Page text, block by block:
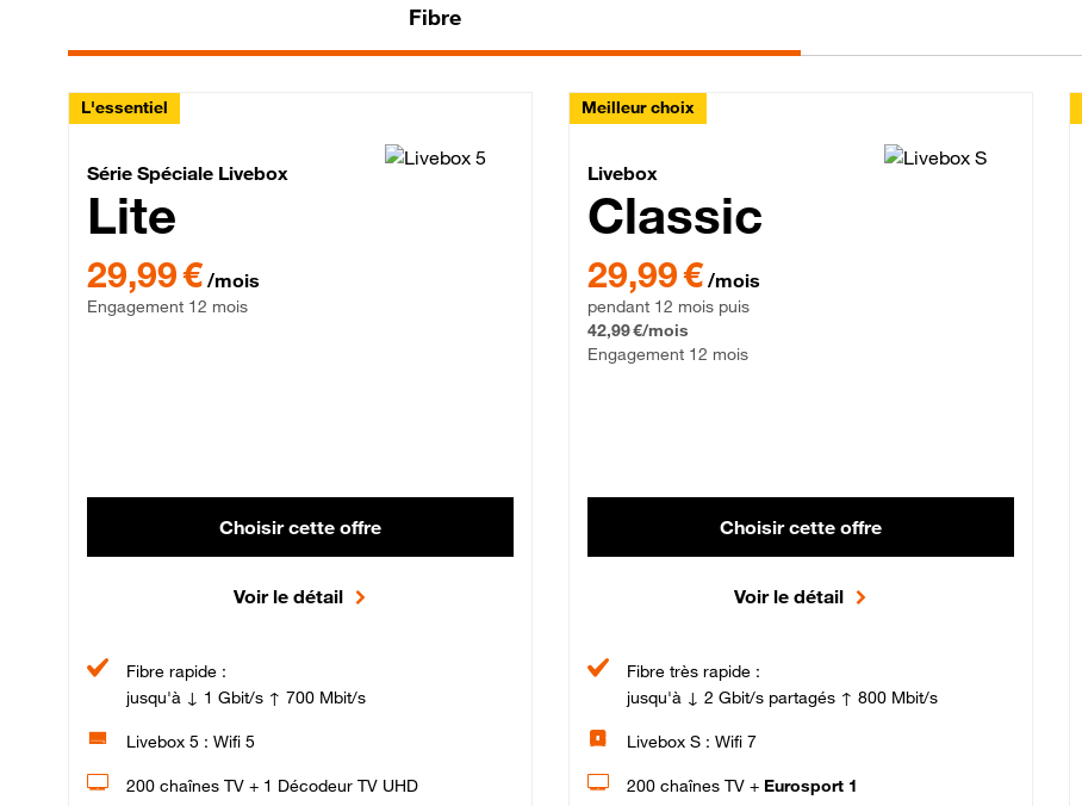
Fibre
L'essentiel
Série Spéciale Livebox Lite Fibre
Série Spéciale Livebox
Lite
29,99 € /mois
Engagement 12 mois
Choisir cette offre
Voir le détail
Fibre rapide :
jusqu'à ↓ 1 Gbit/s ↑ 700 Mbit/s
Livebox 5 : Wifi 5
200 chaînes TV + 1 Décodeur TV UHD
Meilleur choix
Livebox Classic Fibre
Livebox
Classic
29,99 € /mois
pendant 12 mois puis
42,99 €/mois
Engagement 12 mois
Choisir cette offre
Voir le détail
Fibre très rapide :
jusqu'à ↓ 2 Gbit/s partagés ↑ 800 Mbit/s
Livebox S : Wifi 7
200 chaînes TV + Eurosport 1